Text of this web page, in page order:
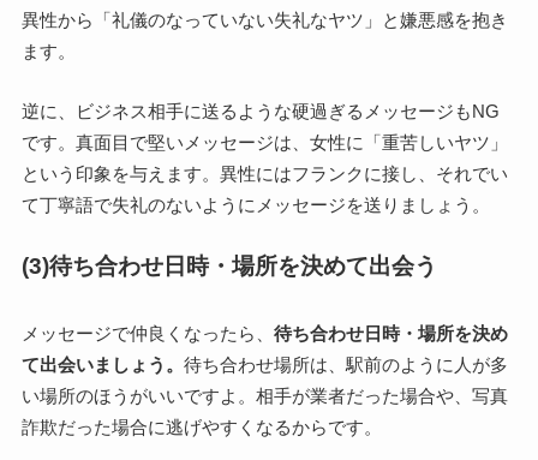
異性から「礼儀のなっていない失礼なヤツ」と嫌悪感を抱き
ます。
逆に、ビジネス相手に送るような硬過ぎるメッセージもNG
です。真面目で堅いメッセージは、女性に「重苦しいヤツ」
という印象を与えます。異性にはフランクに接し、それでい
て丁寧語で失礼のないようにメッセージを送りましょう。
(3)待ち合わせ日時・場所を決めて出会う
メッセージで仲良くなったら、 待ち合わせ日時・場所を決め
て出会いましょう。 待ち合わせ場所は、駅前のように人が多
い場所のほうがいいですよ。相手が業者だった場合や、写真
詐欺だった場合に逃げやすくなるからです。